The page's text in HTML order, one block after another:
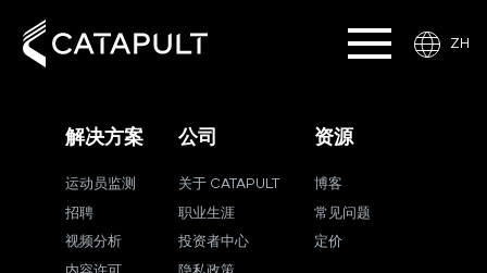
ZH
解决方案
运动员监测
招聘
视频分析
公司
关于 CATAPULT
职业生涯
投资者中心
资源
博客
常见问题
定价